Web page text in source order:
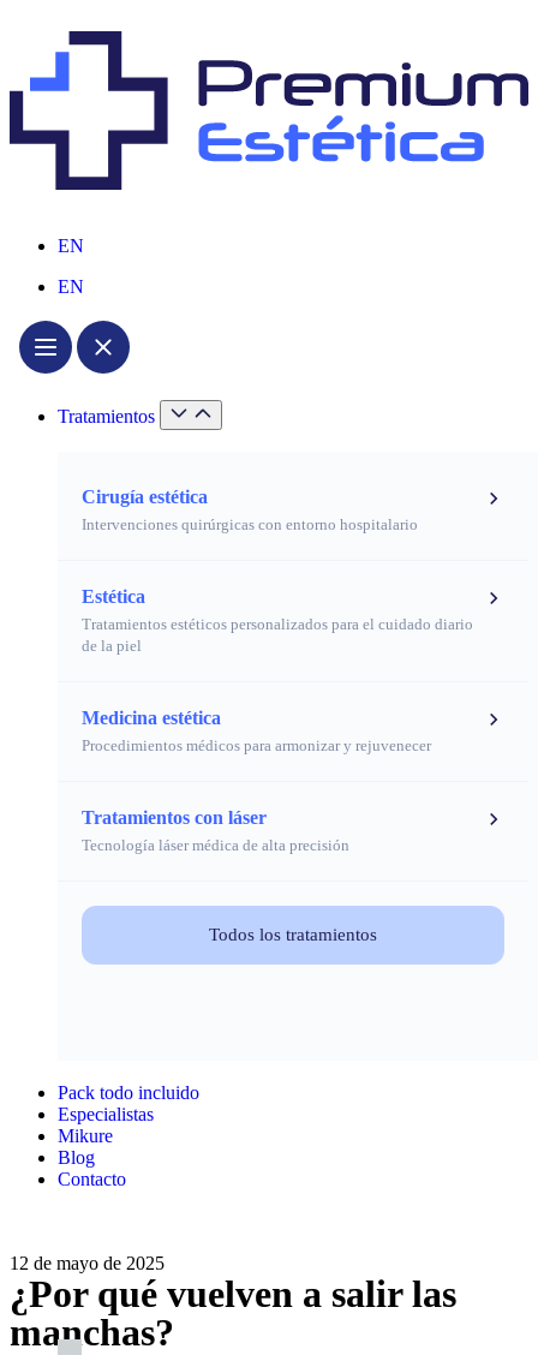
EN
EN
Tratamientos
Cirugía estética
Intervenciones quirúrgicas con entorno hospitalario
Estética
Tratamientos estéticos personalizados para el cuidado diario
de la piel
Medicina estética
Procedimientos médicos para armonizar y rejuvenecer
Tratamientos con láser
Tecnología láser médica de alta precisión
Todos los tratamientos
Pack todo incluido
Especialistas
Mikure
Blog
Contacto
12 de mayo de 2025
¿Por qué vuelven a salir las
manchas?